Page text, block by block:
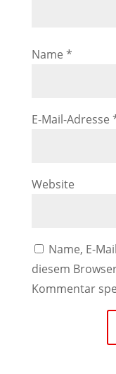
Name *
E-Mail-Adresse
Website
Name, E-
diesem
Kommentar